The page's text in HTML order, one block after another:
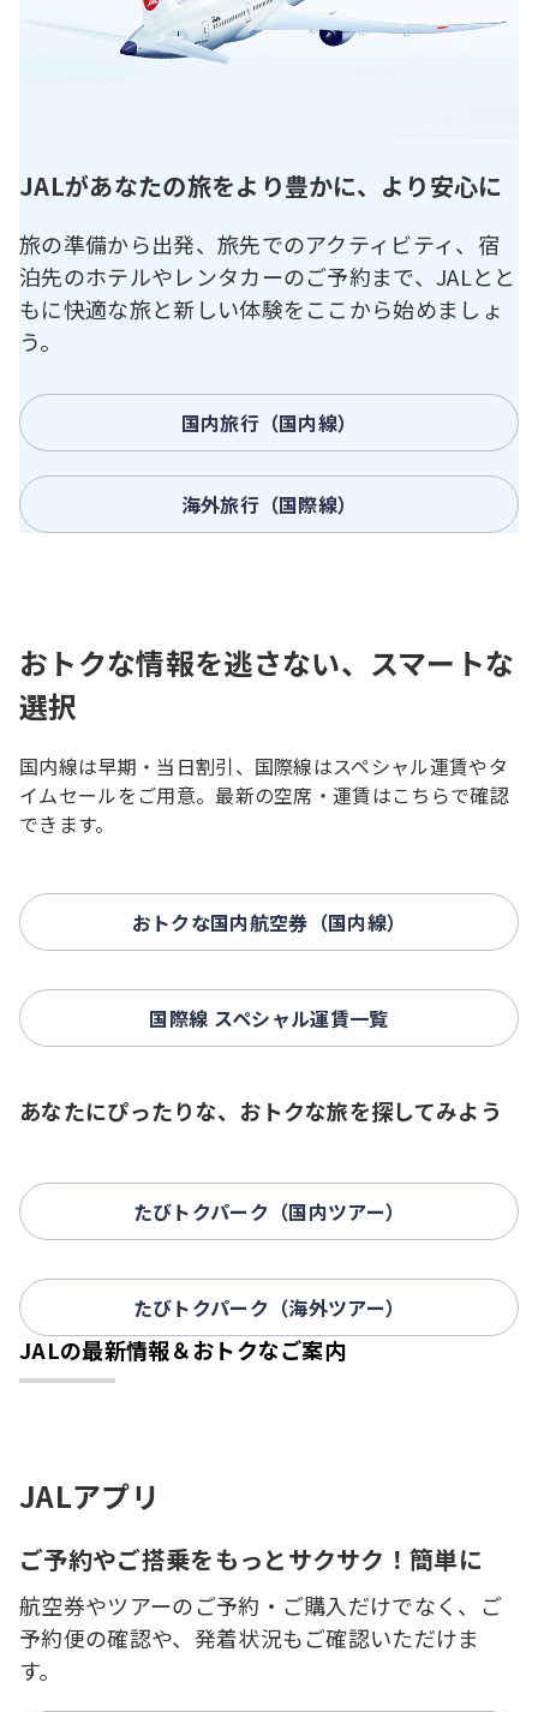
JALがあなたの旅をより豊かに、より安心に
旅の準備から出発、旅先でのアクティビティ、宿
泊先のホテルやレンタカーのご予約まで、JALとと
もに快適な旅と新しい体験をここから始めましょ
う。
国内旅行（国内線）
海外旅行（国際線）
おトクな情報を逃さない、スマートな
選択
国内線は早期・当日割引、国際線はスペシャル運賃やタ
イムセールをご用意。最新の空席・運賃はこちらで確認
できます。
おトクな国内航空券（国内線）
国際線 スペシャル運賃一覧
あなたにぴったりな、おトクな旅を探してみよう
たびトクパーク（国内ツアー）
たびトクパーク（海外ツアー）
JALの最新情報＆おトクなご案内
JALアプリ
ご予約やご搭乗をもっとサクサク！簡単に
航空券やツアーのご予約・ご購入だけでなく、ご
予約便の確認や、発着状況もご確認いただけま
す。